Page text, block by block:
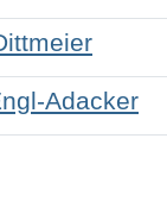
Adacker